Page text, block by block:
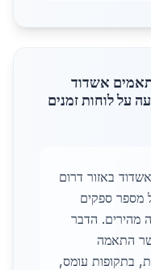
אשדוד
על לוחות זמנים
באזור דרום
מספר ספקים
מהירים. הדבר
התאמה
בתקופות עומס,